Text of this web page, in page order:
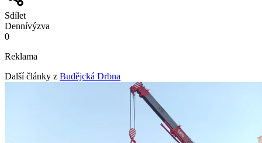
Sdílet
Dennívýzva
0
Reklama
Další články z Budějcká Drbna